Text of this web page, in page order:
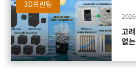
3D프린팅
고
없